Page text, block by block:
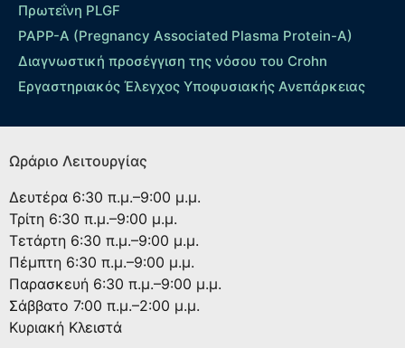
Πρωτεΐνη PLGF
PAPP-A (Pregnancy Associated Plasma Protein-A)
Διαγνωστική προσέγγιση της νόσου του Crohn
Εργαστηριακός Έλεγχος Υποφυσιακής Ανεπάρκειας
Ωράριο Λειτουργίας
Δευτέρα 6:30 π.μ.–9:00 μ.μ.
Τρίτη 6:30 π.μ.–9:00 μ.μ.
Τετάρτη 6:30 π.μ.–9:00 μ.μ.
Πέμπτη 6:30 π.μ.–9:00 μ.μ.
Παρασκευή 6:30 π.μ.–9:00 μ.μ.
Σάββατο 7:00 π.μ.–2:00 μ.μ.
Κυριακή Κλειστά